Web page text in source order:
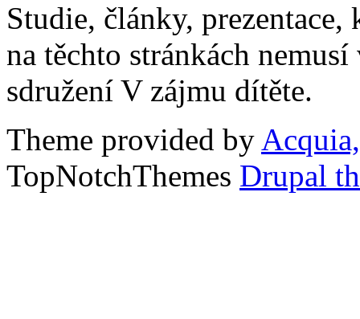
Studie, články,
na těchto stránkách
sdružení V zájmu dítěte.
Theme provided by
TopNotchThemes Drupal